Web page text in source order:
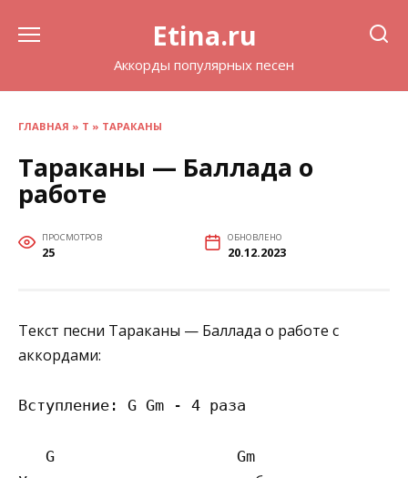
Etina.ru
Аккорды популярных песен
ГЛАВНАЯ » Т » ТАРАКАНЫ
Тараканы — Баллада о
работе
ПРОСМОТРОВ
25
ОБНОВЛЕНО
20.12.2023
Текст песни Тараканы — Баллада о работе с
аккордами:
Вступление: G Gm - 4 раза
   G                    Gm